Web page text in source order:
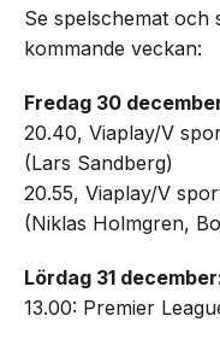
Se spelschemat och
kommande veckan:
Fredag 30
20.40, Viaplay/V
(Lars Sandberg)
20.55, Viaplay/V
(Niklas Holmgren,
Lördag 31
13.00: Premier